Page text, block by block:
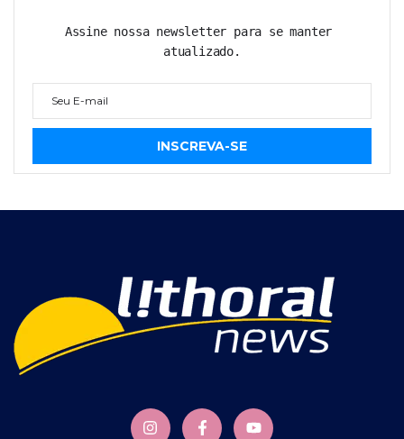
Assine nossa newsletter para se manter
atualizado.
INSCREVA-SE